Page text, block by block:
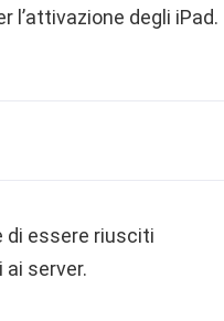
l’attivazione degli iPad.
di essere riusciti
server.